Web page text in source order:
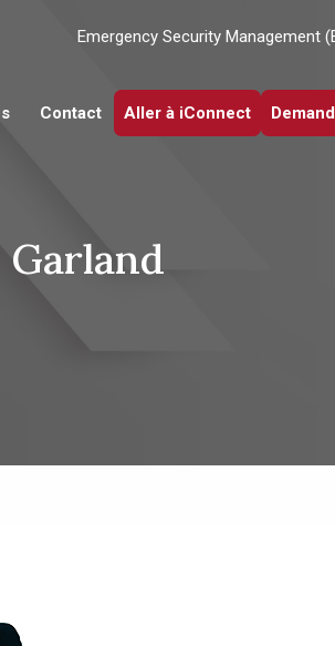
Emergency Security Management
Contact Aller à iConnect